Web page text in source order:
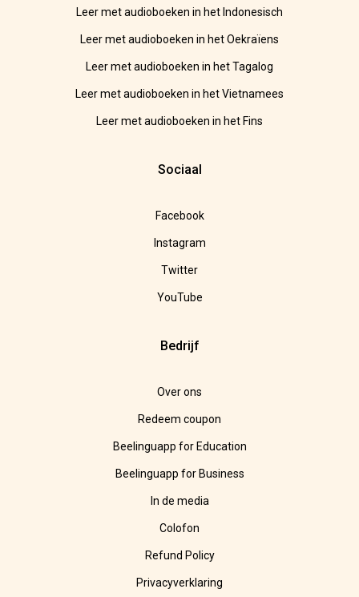
Leer met audioboeken in het Indonesisch
Leer met audioboeken in het Oekraïens
Leer met audioboeken in het Tagalog
Leer met audioboeken in het Vietnamees
Leer met audioboeken in het Fins
Sociaal
Facebook
Instagram
Twitter
YouTube
Bedrijf
Over ons
Redeem coupon
Beelinguapp for Education
Beelinguapp for Business
In de media
Colofon
Refund Policy
Privacyverklaring